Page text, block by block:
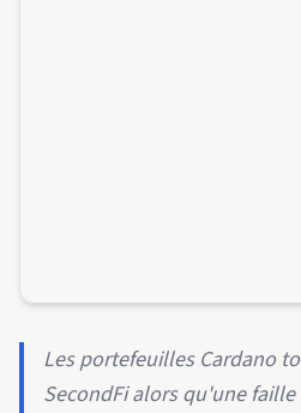
Les portefeuilles Cardano
SecondFi alors qu'une